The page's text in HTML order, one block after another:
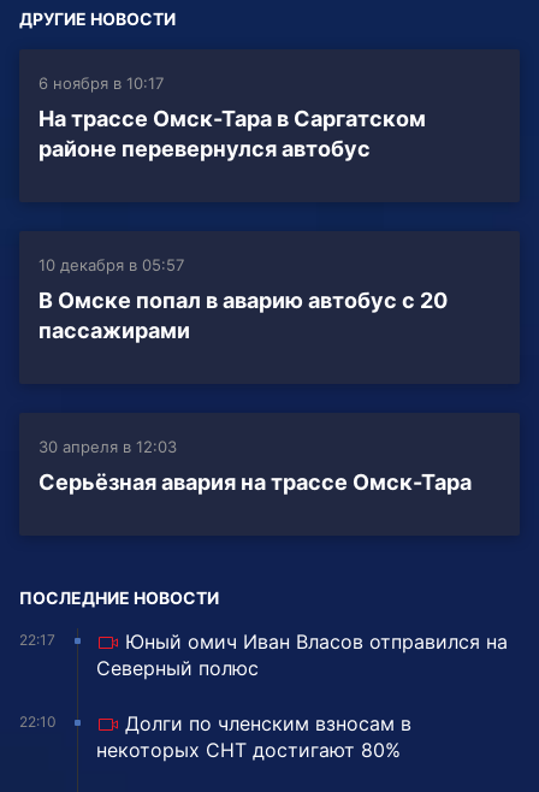
ДРУГИЕ НОВОСТИ
6 ноября в 10:17
На трассе Омск-Тара в Саргатском
районе перевернулся автобус
10 декабря в 05:57
В Омске попал в аварию автобус с 20
пассажирами
30 апреля в 12:03
Серьёзная авария на трассе Омск-Тара
ПОСЛЕДНИЕ НОВОСТИ
22:17
Юный омич Иван Власов отправился на
Северный полюс
22:10
Долги по членским взносам в
некоторых СНТ достигают 80%